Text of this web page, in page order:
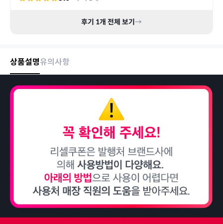
후기 1개 전체 보기→
상품설명유의사항